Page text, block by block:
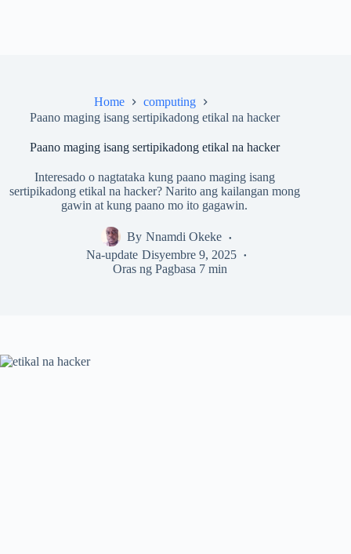
Home
computing
Paano maging isang sertipikadong etikal na hacker
Paano maging isang sertipikadong etikal na hacker
Interesado o nagtataka kung paano maging isang
sertipikadong etikal na hacker? Narito ang kailangan mong
gawin at kung paano mo ito gagawin.
By Nnamdi Okeke
Na-update Disyembre 9, 2025
Oras ng Pagbasa 7 min